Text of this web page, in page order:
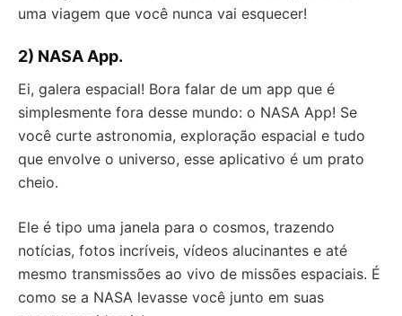
uma viagem que você nunca vai esquecer!
2) NASA App.
Ei, galera espacial! Bora falar de um app que é
simplesmente fora desse mundo: o NASA App! Se
você curte astronomia, exploração espacial e tudo
que envolve o universo, esse aplicativo é um prato
cheio.
Ele é tipo uma janela para o cosmos, trazendo
notícias, fotos incríveis, vídeos alucinantes e até
mesmo transmissões ao vivo de missões espaciais. É
como se a NASA levasse você junto em suas